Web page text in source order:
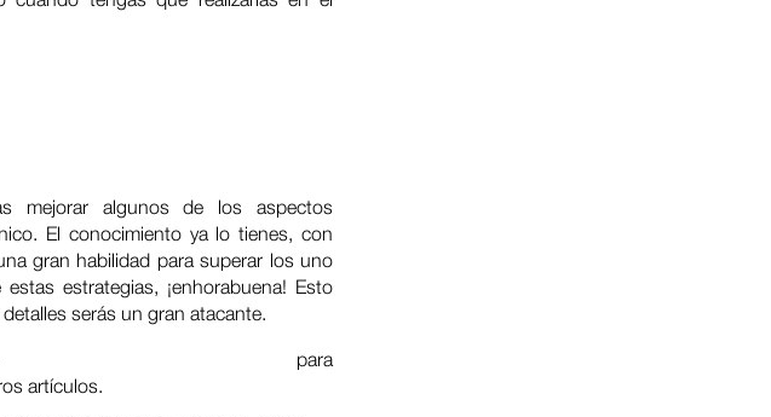
mejorar algunos de los aspectos
El conocimiento ya lo tienes, con
gran habilidad para superar los uno
estrategias, ¡enhorabuena! Esto
serás un gran atacante.
para
artículos.